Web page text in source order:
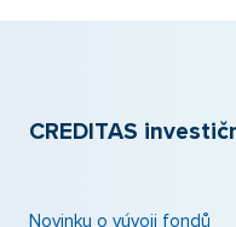
CREDITAS
Novinky o vývoji fondů